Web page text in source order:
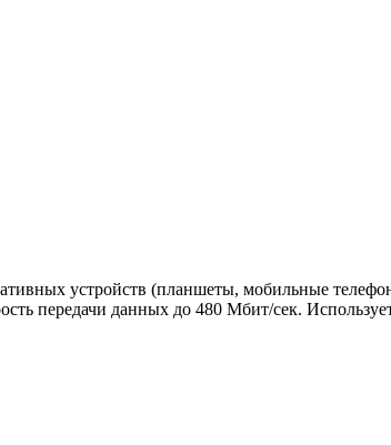
устройств (планшеты, мобильные
передачи данных до 480 Мбит/сек.